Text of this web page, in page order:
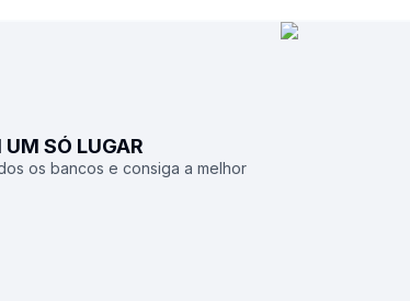
SÓ LUGAR
os bancos e consiga a melhor